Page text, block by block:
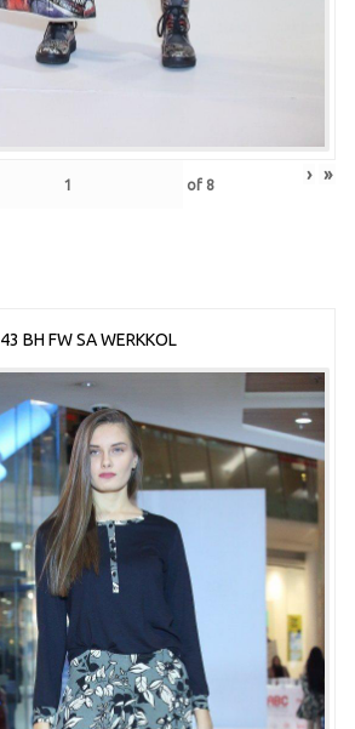
of 8 › »
43 BH FW SA WERKKOL